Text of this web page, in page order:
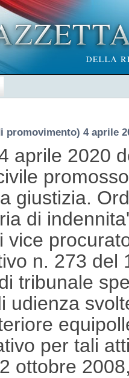
promovimento) 4 aprile
aprile 2020
giustizia.
di
vice
n. 273 del
tribunale
udienza
per tali
ottobre